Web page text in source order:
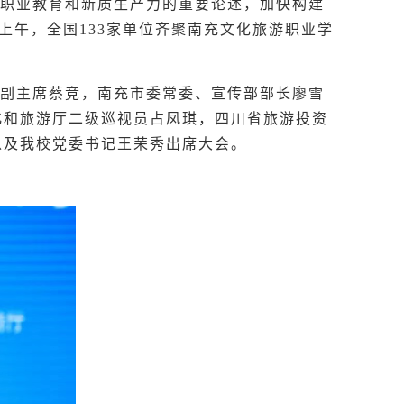
业教育和新质生产力的重要论述，加快构建
午，全国133家单位齐聚南充文化旅游职业学
主席蔡竞，南充市委常委、宣传部部长廖雪
旅游厅二级巡视员占凤琪，四川省旅游投资
我校党委书记王荣秀出席大会。